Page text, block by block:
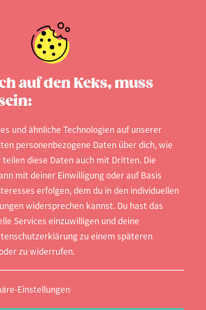
auf den Keks, muss
und ähnliche Technologien auf unserer
personenbezogene Daten über dich, wie
teilen diese Daten auch mit Dritten. Die
mit deiner Einwilligung oder auf Basis
erfolgen, dem du in den individuellen
widersprechen kannst. Du hast das
Services einzuwilligen und deine
zu einem späteren
zu widerrufen.
Einstellungen
für Studenten
und Geldanlage
Komplexität nicht gerade zu
man sich gerne beschäftigt.
denkt man sich: „Wie soll ich
Geld, das mir zur Verfügung
zur Seite legen?“ Aber man
im Klaren sein, dass auch
und je eher man mit dem
größer ist am Ende der